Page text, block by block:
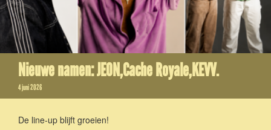
Nieuwe namen: JEON,Cache Royale,KEVV.
4 juni 2026
De line-up blijft groeien!